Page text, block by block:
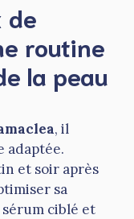
de
routine
la peau
, il
adaptée.
et soir après
sa
ciblé et